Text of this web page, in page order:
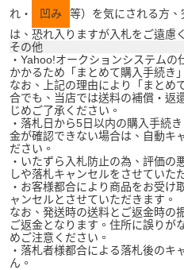
れ・
凹み
等）を気にされる方
は、恐れ入りますが入札をご遠慮
その他
・Yahoo!オークションシステム
かかるため「まとめて購入手続き
なお、上記の理由により「まとめ
合でも、当店では送料の補償・返
じめご了承ください。
・落札日から5日以内の購入手続
金が確認できない場合は、自動キ
ださい。
・いたずら入札防止の為、評価の
しや落札キャンセルをさせていた
・お客様都合により商品をお受け
ャンセルとさせていただきます。
なお、発送時の送料とご返金時の
ご返金となります。住所に誤りが
めご注意ください。
・落札者様都合による落札後のキ
ん。